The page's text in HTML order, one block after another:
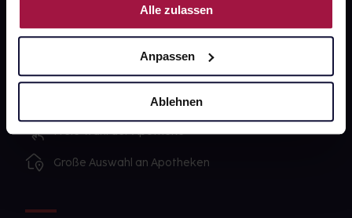
Alle zulassen
Anpassen
Ablehnen
Ausgewählte Wunschprodukte sofort abholbereit
Lieferung für sofort verfügbare Artikel meist am
selben Tag möglich
Freie Wahl der Apotheke
Große Auswahl an Apotheken